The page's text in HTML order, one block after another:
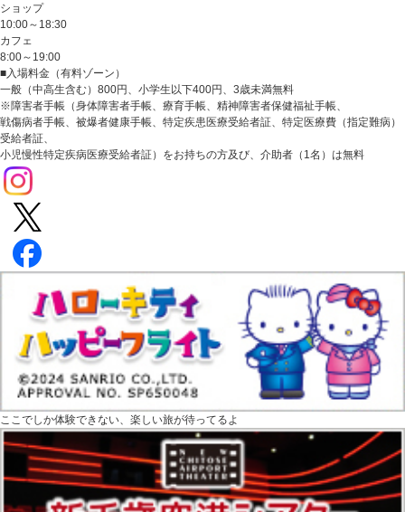
ショップ
10:00～18:30
カフェ
8:00～19:00
■入場料金（有料ゾーン）
一般（中高生含む）800円、小学生以下400円、3歳未満無料
※障害者手帳（身体障害者手帳、療育手帳、精神障害者保健福祉手帳、
戦傷病者手帳、被爆者健康手帳、特定疾患医療受給者証、特定医療費（指定難病）
受給者証、
小児慢性特定疾病医療受給者証）をお持ちの方及び、介助者（1名）は無料
ここでしか体験できない、楽しい旅が待ってるよ